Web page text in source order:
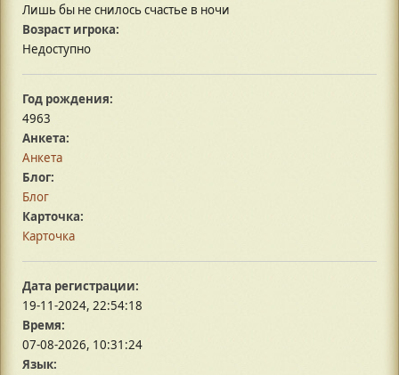
Лишь бы не снилось счастье в ночи
Возраст игрока:
Недоступно
Год рождения:
4963
Анкета:
Анкета
Блог:
Блог
Карточка:
Карточка
Дата регистрации:
19-11-2024, 22:54:18
Время:
07-08-2026, 10:31:24
Язык: